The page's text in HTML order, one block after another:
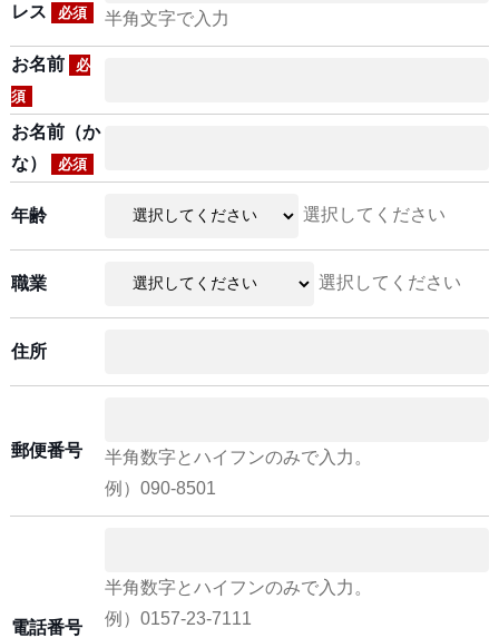
レス
必須 半角文字で入力
お名前
必
須
お名前（か
な）
必須
年齢 選択してください
職業 選択してください
住所
郵便番号
半角数字とハイフンのみで入力。
例）090-8501
電話番号
半角数字とハイフンのみで入力。
例）0157-23-7111